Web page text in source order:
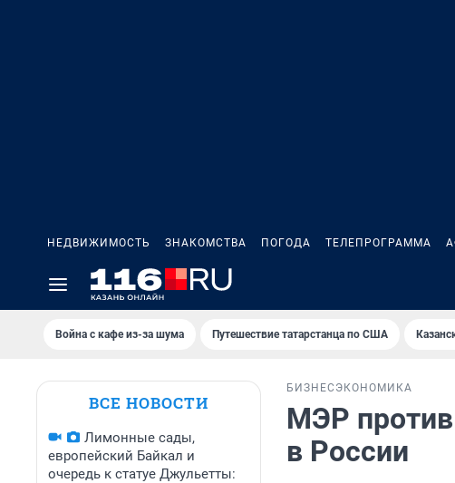
НЕДВИЖИМОСТЬ ЗНАКОМСТВА ПОГОДА ТЕЛЕПРОГРАММА
Война с кафе из-за шума Путешествие татарстанца по США
ВСЕ НОВОСТИ
Лимонные сады,
европейский Байкал и
очередь к статуе Джульетты:
БИЗНЕС ЭКОНОМИКА
МЭР
в России